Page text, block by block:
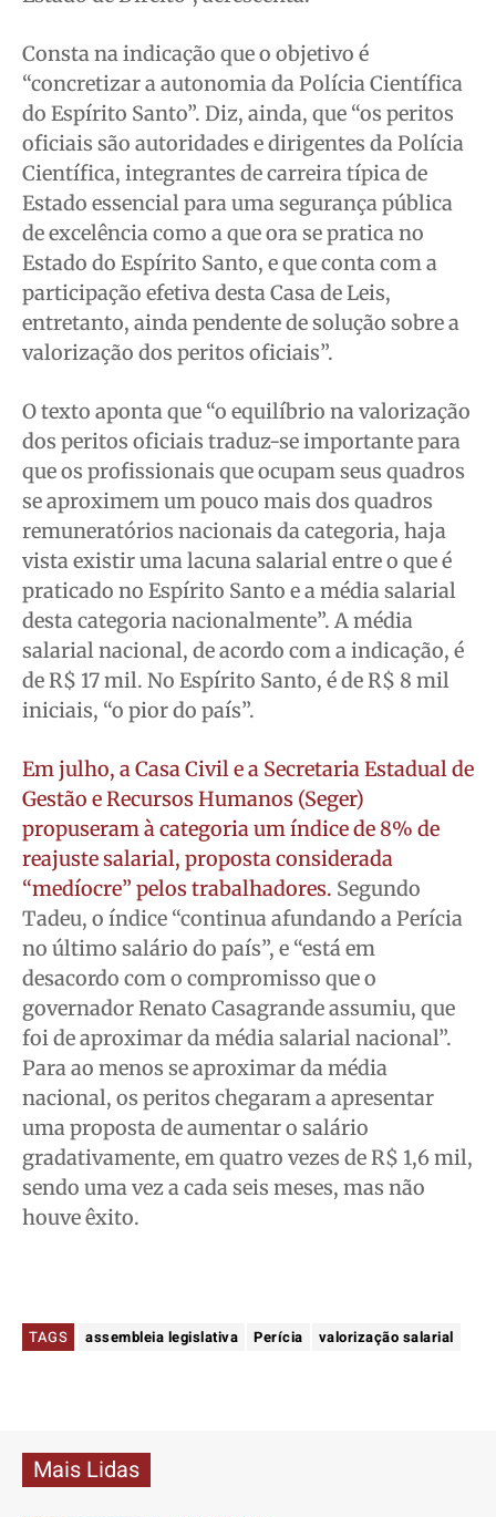
Consta na indicação que o objetivo é
“concretizar a autonomia da Polícia Científica
do Espírito Santo”. Diz, ainda, que “os peritos
oficiais são autoridades e dirigentes da Polícia
Científica, integrantes de carreira típica de
Estado essencial para uma segurança pública
de excelência como a que ora se pratica no
Estado do Espírito Santo, e que conta com a
participação efetiva desta Casa de Leis,
entretanto, ainda pendente de solução sobre a
valorização dos peritos oficiais”.
O texto aponta que “o equilíbrio na valorização
dos peritos oficiais traduz-se importante para
que os profissionais que ocupam seus quadros
se aproximem um pouco mais dos quadros
remuneratórios nacionais da categoria, haja
vista existir uma lacuna salarial entre o que é
praticado no Espírito Santo e a média salarial
desta categoria nacionalmente”. A média
salarial nacional, de acordo com a indicação, é
de R$ 17 mil. No Espírito Santo, é de R$ 8 mil
iniciais, “o pior do país”.
Em julho, a Casa Civil e a Secretaria Estadual de
Gestão e Recursos Humanos (Seger)
propuseram à categoria um índice de 8% de
reajuste salarial, proposta considerada
“medíocre” pelos trabalhadores. Segundo
Tadeu, o índice “continua afundando a Perícia
no último salário do país”, e “está em
desacordo com o compromisso que o
governador Renato Casagrande assumiu, que
foi de aproximar da média salarial nacional”.
Para ao menos se aproximar da média
nacional, os peritos chegaram a apresentar
uma proposta de aumentar o salário
gradativamente, em quatro vezes de R$ 1,6 mil,
sendo uma vez a cada seis meses, mas não
houve êxito.
TAGS assembleia legislativa Perícia valorização salarial
Mais Lidas